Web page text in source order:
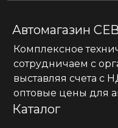
Автомагазин
Комплексное
сотрудничаем с
выставляя счета с
оптовые цены для
Каталог